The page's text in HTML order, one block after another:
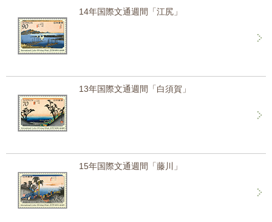
14年国際文通週間「江尻」
13年国際文通週間「白須賀」
15年国際文通週間「藤川」